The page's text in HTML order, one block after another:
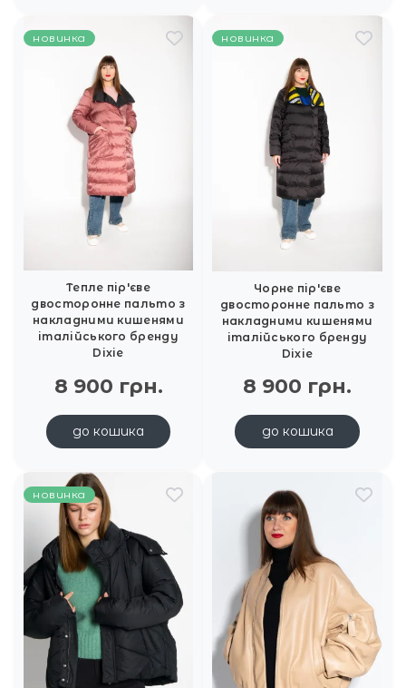
новинка
Тепле пір'єве
двосторонне пальто з
накладними кишенями
італійського бренду
Dixie
8 900 грн.
до кошика
новинка
Чорне пір'єве
двосторонне пальто з
накладними кишенями
італійського бренду
Dixie
8 900 грн.
до кошика
новинка